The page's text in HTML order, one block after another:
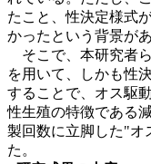
たこと、性決定様式
かったという背景があ
そこで、本研究者
を用いて、しかも性
することで、オス駆
性生殖の特徴である
製回数に立脚した"オ
た。